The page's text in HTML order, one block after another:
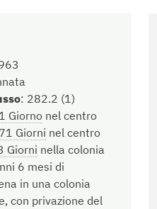
: 282.2 (1)
1 Giorno nel centro
Giorni nel centro
Giorni nella colonia
6 mesi di
in una colonia
con privazione del